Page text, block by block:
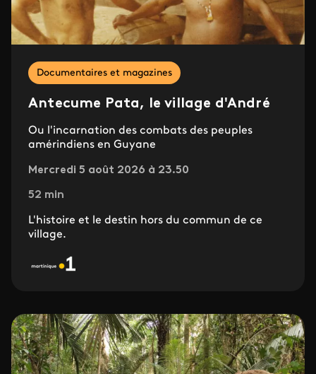
Documentaires et magazines
Antecume Pata, le village d'André
Ou l'incarnation des combats des peuples
amérindiens en Guyane
Mercredi 5 août 2026 à 23.50
52 min
L'histoire et le destin hors du commun de ce
village.